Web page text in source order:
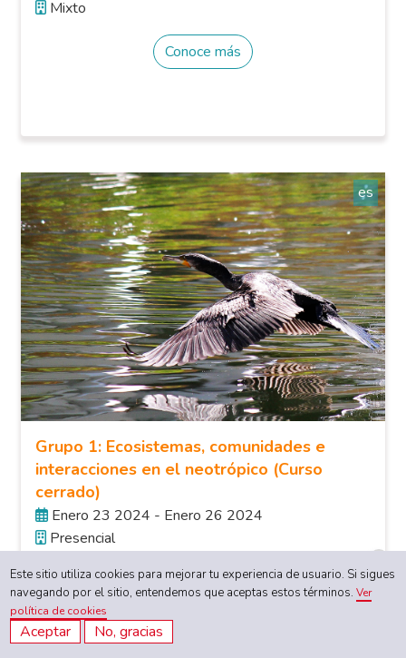
Mixto
Conoce más
es
Grupo 1: Ecosistemas, comunidades e
interacciones en el neotrópico (Curso
cerrado)
Enero 23 2024 - Enero 26 2024
Presencial
Conoce más
Este sitio utiliza cookies para mejorar tu experiencia de usuario. Si sigues
navegando por el sitio, entendemos que aceptas estos términos.Ver
política de cookies
Aceptar No, gracias